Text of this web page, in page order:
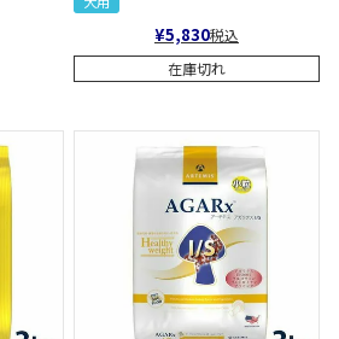
¥5,830税込
在庫切れ